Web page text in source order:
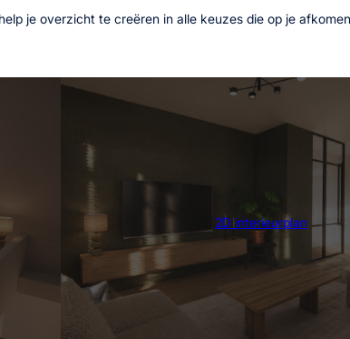
je overzicht te creëren in alle keuzes die op je
2D interieurplan